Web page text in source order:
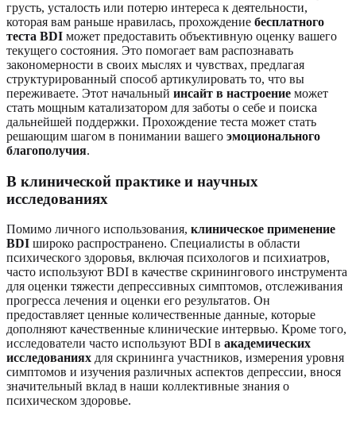
грусть, усталость или потерю интереса к деятельности,
которая вам раньше нравилась, прохождение бесплатного
теста BDI может предоставить объективную оценку вашего
текущего состояния. Это помогает вам распознавать
закономерности в своих мыслях и чувствах, предлагая
структурированный способ артикулировать то, что вы
переживаете. Этот начальный инсайт в настроение может
стать мощным катализатором для заботы о себе и поиска
дальнейшей поддержки. Прохождение теста может стать
решающим шагом в понимании вашего эмоционального
благополучия.
В клинической практике и научных
исследованиях
Помимо личного использования, клиническое применение
BDI широко распространено. Специалисты в области
психического здоровья, включая психологов и психиатров,
часто используют BDI в качестве скринингового инструмента
для оценки тяжести депрессивных симптомов, отслеживания
прогресса лечения и оценки его результатов. Он
предоставляет ценные количественные данные, которые
дополняют качественные клинические интервью. Кроме того,
исследователи часто используют BDI в академических
исследованиях для скрининга участников, измерения уровня
симптомов и изучения различных аспектов депрессии, внося
значительный вклад в наши коллективные знания о
психическом здоровье.